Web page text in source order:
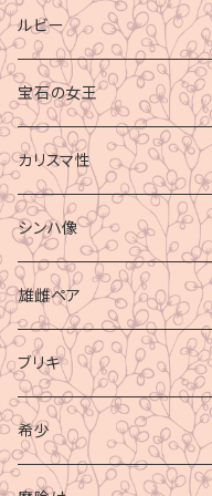
ルビー
宝石の女王
カリスマ性
シンハ像
雄雌ペア
ブリキ
希少